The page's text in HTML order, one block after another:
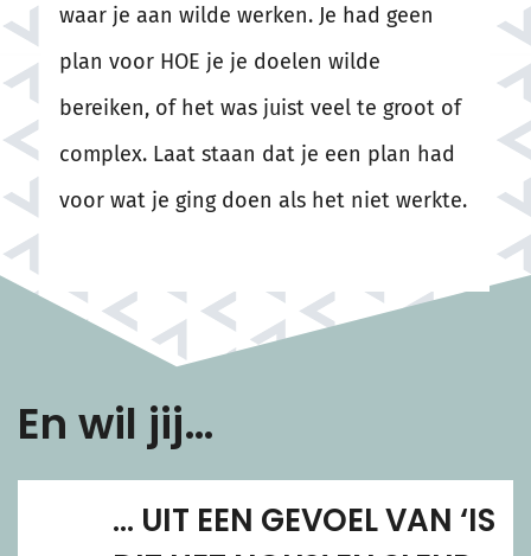
waar je aan wilde werken. Je had geen
plan voor HOE je je doelen wilde
bereiken, of het was juist veel te groot of
complex. Laat staan dat je een plan had
voor wat je ging doen als het niet werkte.
En wil jij…
… UIT EEN GEVOEL VAN ‘IS